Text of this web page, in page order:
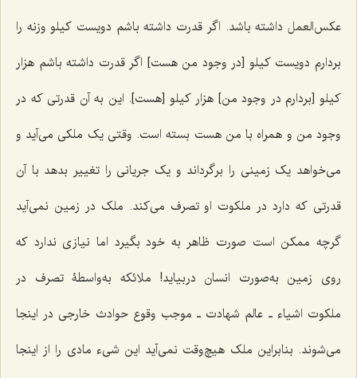
عکس‌العمل داشته باشد. اگر قدرت داشته باشم دویست کیلو وزنه را
بردارم دویست کیلو [در وجود من هست] اگر قدرت داشته باشم هزار
کیلو [بردارم در وجود من] هزار کیلو [هست]. این به آن قدرتی که در
وجود من و همراه با من هست بسته است. وقتی یک ملکی می‌آید و
می‌خواهد یک زمینی را برگرداند و یک جریانی را تغییر بدهد با آن
قدرتی که دارد در ملکوت او تصرف می‌کند. ملک در زمین نمی‌آید
گرچه ممکن است صورت ظاهر به خود بگیرد اما نیازی ندارد که
روی زمین به‌صورت انسان دربیاید! ملائکه به‌واسطۀ تصرف در
ملکوت اشیاء ـ عالم شهادت ـ موجب وقوع حوادث خارجی در اینجا
می‌شوند. بنابراین ملک هیچ‌وقت نمی‌آید این شیء مادی را از اینجا